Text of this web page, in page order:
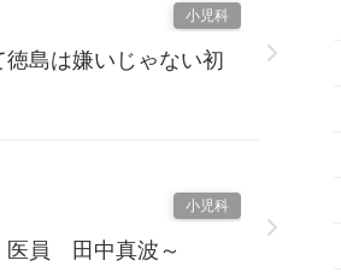
小児科
島は嫌いじゃない初
小児科
員 田中真波～